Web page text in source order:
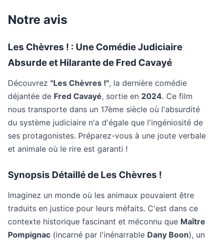
Notre avis
Les Chèvres ! : Une Comédie Judiciaire
Absurde et Hilarante de Fred Cavayé
Découvrez "Les Chèvres !", la dernière comédie
déjantée de Fred Cavayé, sortie en 2024. Ce film
nous transporte dans un 17ème siècle où l'absurdité
du système judiciaire n'a d'égale que l'ingéniosité de
ses protagonistes. Préparez-vous à une joute verbale
et animale où le rire est garanti !
Synopsis Détaillé de Les Chèvres !
Imaginez un monde où les animaux pouvaient être
traduits en justice pour leurs méfaits. C'est dans ce
contexte historique fascinant et méconnu que Maître
Pompignac (incarné par l'inénarrable Dany Boon), un